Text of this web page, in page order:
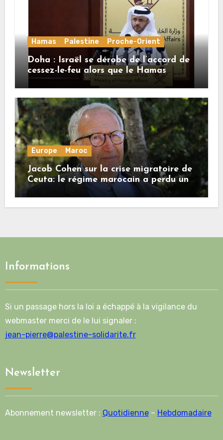
Hamas Palestine Proche-Orient
Doha : Israël se dérobe de l’accord de
cessez-le-feu alors que le Hamas
honore ses engagements
Europe Maroc
Jacob Cohen sur la crise migratoire de
Ceuta: le régime marocain a perdu une
bonne part de sa crédibilité vis-à-vis
de l’Union européenne
Informations
Si un passage hors la loi a échappé à la vigilance du
webmaster merci de le lui signaler :
jean-pierre@palestine-solidarite.fr
Newsletter
Abonnement newsletter : Quotidienne– Hebdomadaire